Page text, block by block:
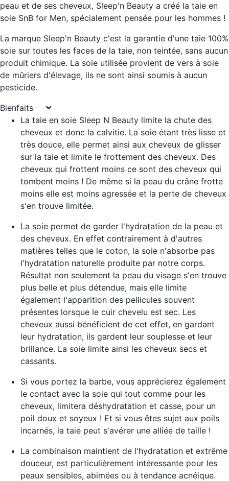
peau et de ses cheveux, Sleep'n Beauty a créé la taie en
soie SnB for Men, spécialement pensée pour les hommes !
La marque Sleep'n Beauty c'est la garantie d'une taie 100%
soie sur toutes les faces de la taie, non teintée, sans aucun
produit chimique. La soie utilisée provient de vers à soie
de mûriers d'élevage, ils ne sont ainsi soumis à aucun
pesticide.
Bienfaits
La taie en soie Sleep N Beauty limite la chute des
cheveux et donc la calvitie. La soie étant très lisse et
très douce, elle permet ainsi aux cheveux de glisser
sur la taie et limite le frottement des cheveux. Des
cheveux qui frottent moins ce sont des cheveux qui
tombent moins ! De même si la peau du crâne frotte
moins elle est moins agressée et la perte de cheveux
s'en trouve limitée.
La soie permet de garder l'hydratation de la peau et
des cheveux. En effet contrairement à d'autres
matières telles que le coton, la soie n'absorbe pas
l'hydratation naturelle produite par notre corps.
Résultat non seulement la peau du visage s'en trouve
plus belle et plus détendue, mais elle limite
également l'apparition des pellicules souvent
présentes lorsque le cuir chevelu est sec. Les
cheveux aussi bénéficient de cet effet, en gardant
leur hydratation, ils gardent leur souplesse et leur
brillance. La soie limite ainsi les cheveux secs et
cassants.
Si vous portez la barbe, vous apprécierez également
le contact avec la soie qui tout comme pour les
cheveux, limitera déshydratation et casse, pour un
poil doux et soyeux ! Et si vous êtes sujet aux poils
incarnés, la taie peut s'avérer une alliée de taille !
La combinaison maintient de l'hydratation et extrême
douceur, est particulièrement intéressante pour les
peaux sensibles, abimées ou à tendance acnéique.